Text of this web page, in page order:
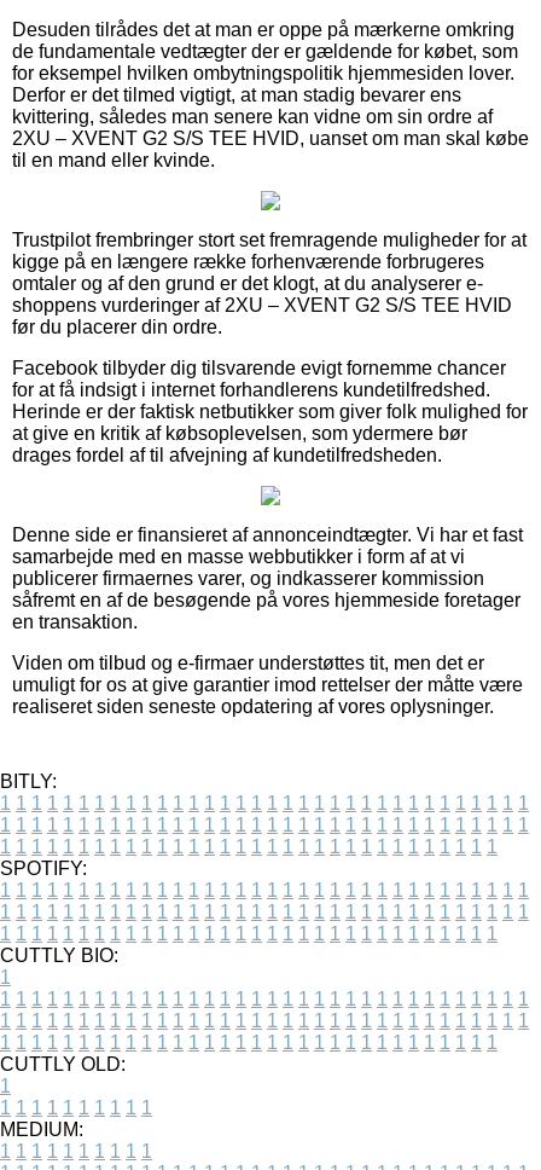
Desuden tilrådes det at man er oppe på mærkerne omkring
de fundamentale vedtægter der er gældende for købet, som
for eksempel hvilken ombytningspolitik hjemmesiden lover.
Derfor er det tilmed vigtigt, at man stadig bevarer ens
kvittering, således man senere kan vidne om sin ordre af
2XU – XVENT G2 S/S TEE HVID, uanset om man skal købe
til en mand eller kvinde.
Trustpilot frembringer stort set fremragende muligheder for at
kigge på en længere række forhenværende forbrugeres
omtaler og af den grund er det klogt, at du analyserer e-
shoppens vurderinger af 2XU – XVENT G2 S/S TEE HVID
før du placerer din ordre.
Facebook tilbyder dig tilsvarende evigt fornemme chancer
for at få indsigt i internet forhandlerens kundetilfredshed.
Herinde er der faktisk netbutikker som giver folk mulighed for
at give en kritik af købsoplevelsen, som ydermere bør
drages fordel af til afvejning af kundetilfredsheden.
Denne side er finansieret af annonceindtægter. Vi har et fast
samarbejde med en masse webbutikker i form af at vi
publicerer firmaernes varer, og indkasserer kommission
såfremt en af de besøgende på vores hjemmeside foretager
en transaktion.
Viden om tilbud og e-firmaer understøttes tit, men det er
umuligt for os at give garantier imod rettelser der måtte være
realiseret siden seneste opdatering af vores oplysninger.
BITLY:
1 1 1 1 1 1 1 1 1 1 1 1 1 1 1 1 1 1 1 1 1 1 1 1 1 1 1 1 1 1 1 1 1 1
1 1 1 1 1 1 1 1 1 1 1 1 1 1 1 1 1 1 1 1 1 1 1 1 1 1 1 1 1 1 1 1 1 1
1 1 1 1 1 1 1 1 1 1 1 1 1 1 1 1 1 1 1 1 1 1 1 1 1 1 1 1 1 1 1 1
SPOTIFY:
1 1 1 1 1 1 1 1 1 1 1 1 1 1 1 1 1 1 1 1 1 1 1 1 1 1 1 1 1 1 1 1 1 1
1 1 1 1 1 1 1 1 1 1 1 1 1 1 1 1 1 1 1 1 1 1 1 1 1 1 1 1 1 1 1 1 1 1
1 1 1 1 1 1 1 1 1 1 1 1 1 1 1 1 1 1 1 1 1 1 1 1 1 1 1 1 1 1 1 1
CUTTLY BIO:
1
1 1 1 1 1 1 1 1 1 1 1 1 1 1 1 1 1 1 1 1 1 1 1 1 1 1 1 1 1 1 1 1 1 1
1 1 1 1 1 1 1 1 1 1 1 1 1 1 1 1 1 1 1 1 1 1 1 1 1 1 1 1 1 1 1 1 1 1
1 1 1 1 1 1 1 1 1 1 1 1 1 1 1 1 1 1 1 1 1 1 1 1 1 1 1 1 1 1 1 1
CUTTLY OLD:
1
1 1 1 1 1 1 1 1 1 1
MEDIUM:
1 1 1 1 1 1 1 1 1 1